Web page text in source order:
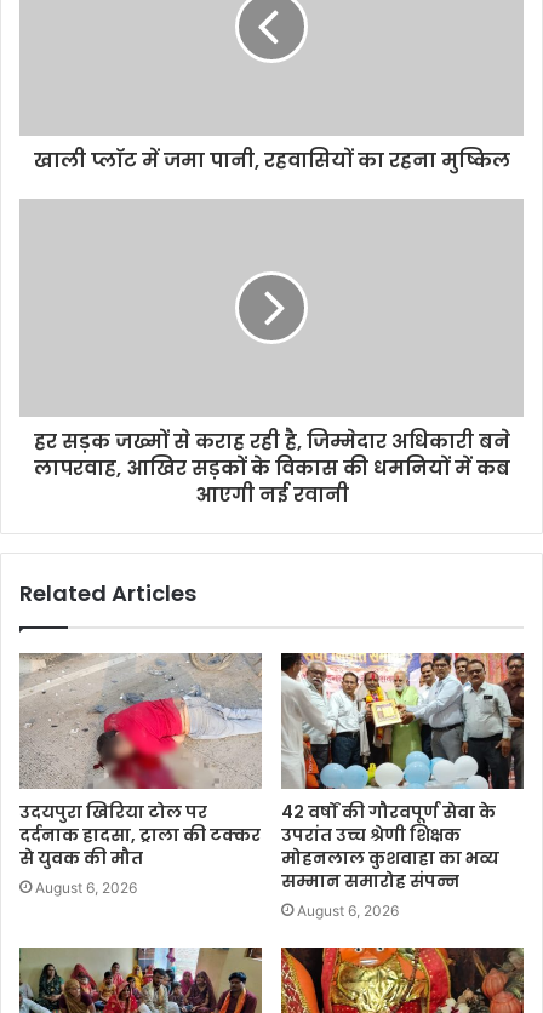
खाली प्लाॅट में जमा पानी, रहवासियों का रहना मुष्किल
हर सड़क जख्मों से कराह रही है, जिम्मेदार अधिकारी बने
लापरवाह, आखिर सड़कों के विकास की धमनियों में कब
आएगी नई रवानी
Related Articles
उदयपुरा खिरिया टोल पर
दर्दनाक हादसा, ट्राला की टक्कर
से युवक की मौत
August 6, 2026
42 वर्षों की गौरवपूर्ण सेवा के
उपरांत उच्च श्रेणी शिक्षक
मोहनलाल कुशवाहा का भव्य
सम्मान समारोह संपन्न
August 6, 2026